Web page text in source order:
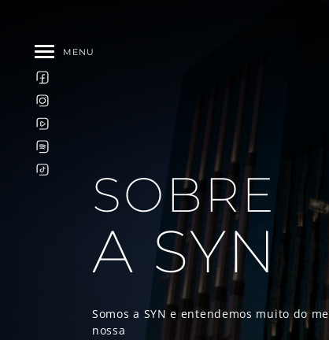
MENU
SOBRE
A SYN
Somos a SYN e entendemos muito do
nossa